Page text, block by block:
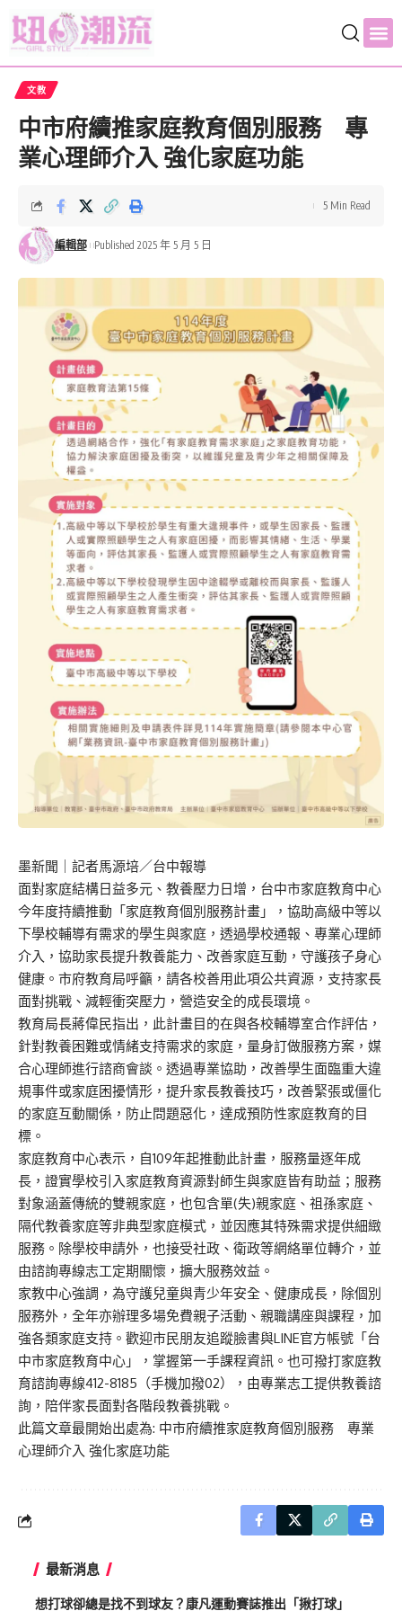
文教
中市府續推家庭教育個別服務 專
業心理師介入 強化家庭功能
編輯部 Published 2025 年 5 月 5 日
5 Min Read
墨新聞 ｜記者馬源培／台中報導
面對家庭結構日益多元、教養壓力日增，台中市家庭教育中心
今年度持續推動「家庭教育個別服務計畫」，協助高級中等以
下學校輔導有需求的學生與家庭，透過學校通報、專業心理師
介入，協助家長提升教養能力、改善家庭互動，守護孩子身心
健康。市府教育局呼籲，請各校善用此項公共資源，支持家長
面對挑戰、減輕衝突壓力，營造安全的成長環境。
教育局長蔣偉民指出，此計畫目的在與各校輔導室合作評估，
針對教養困難或情緒支持需求的家庭，量身訂做服務方案，媒
合心理師進行諮商會談。透過專業協助，改善學生面臨重大違
規事件或家庭困擾情形，提升家長教養技巧，改善緊張或僵化
的家庭互動關係，防止問題惡化，達成預防性家庭教育的目
標。
家庭教育中心表示，自109年起推動此計畫，服務量逐年成
長，證實學校引入家庭教育資源對師生與家庭皆有助益；服務
對象涵蓋傳統的雙親家庭，也包含單(失)親家庭、祖孫家庭、
隔代教養家庭等非典型家庭模式，並因應其特殊需求提供細緻
服務。除學校申請外，也接受社政、衛政等網絡單位轉介，並
由諮詢專線志工定期關懷，擴大服務效益。
家教中心強調，為守護兒童與青少年安全、健康成長，除個別
服務外，全年亦辦理多場免費親子活動、親職講座與課程，加
強各類家庭支持。歡迎市民朋友追蹤臉書與LINE官方帳號「台
中市家庭教育中心」，掌握第一手課程資訊。也可撥打家庭教
育諮詢專線412-8185（手機加撥02），由專業志工提供教養諮
詢，陪伴家長面對各階段教養挑戰。
此篇文章最開始出處為: 中市府續推家庭教育個別服務 專業
心理師介入 強化家庭功能
最新消息
想打球卻總是找不到球友？康凡運動賽誌推出「揪打球」